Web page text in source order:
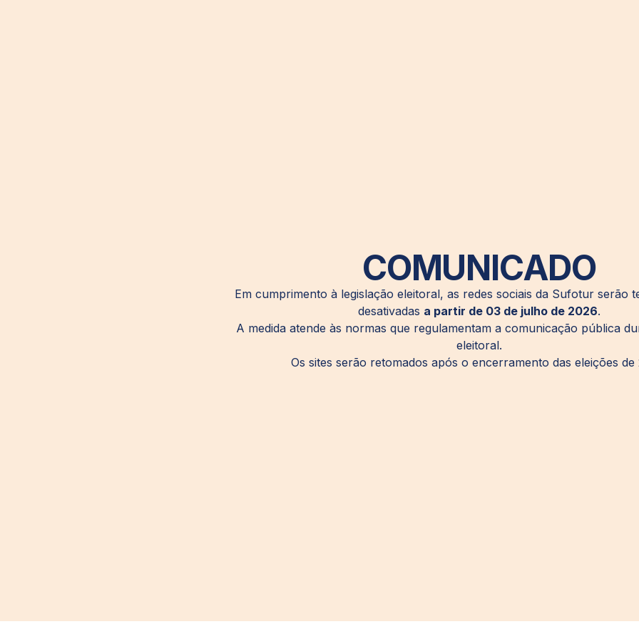
COMUNICADO
Em cumprimento à legislação eleitoral, as redes sociais da Sufotur serão
desativadas a partir de 03 de julho de 2026.
A medida atende às normas que regulamentam a comunicação pública
eleitoral.
Os sites serão retomados após o encerramento das eleições de